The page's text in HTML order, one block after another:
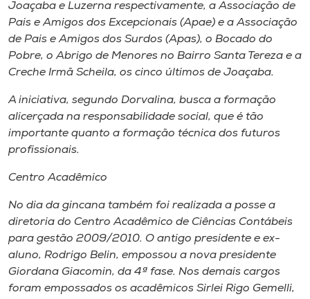
Joaçaba e Luzerna respectivamente, a Associação de
Pais e Amigos dos Excepcionais (Apae) e a Associação
de Pais e Amigos dos Surdos (Apas), o Bocado do
Pobre, o Abrigo de Menores no Bairro Santa Tereza e a
Creche Irmã Scheila, os cinco últimos de Joaçaba.
A iniciativa, segundo Dorvalina, busca a formação
alicerçada na responsabilidade social, que é tão
importante quanto a formação técnica dos futuros
profissionais.
Centro Acadêmico
No dia da gincana também foi realizada a posse a
diretoria do Centro Acadêmico de Ciências Contábeis
para gestão 2009/2010. O antigo presidente e ex-
aluno, Rodrigo Belin, empossou a nova presidente
Giordana Giacomin, da 4ª fase. Nos demais cargos
foram empossados os acadêmicos Sirlei Rigo Gemelli,